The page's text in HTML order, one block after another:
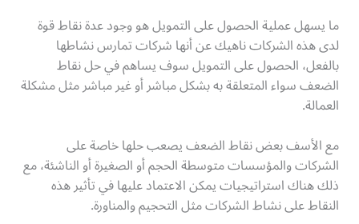
ما يسهل عملية الحصول على التمويل هو وجود عدة نقاط قوة
لدى هذه الشركات ناهيك عن أنها شركات تمارس نشاطها
بالفعل، الحصول على التمويل سوف يساهم في حل نقاط
الضعف سواء المتعلقة به بشكل مباشر أو غير مباشر مثل مشكلة
العمالة.
مع الأسف بعض نقاط الضعف يصعب حلها خاصة على
الشركات والمؤسسات متوسطة الحجم أو الصغيرة أو الناشئة، مع
ذلك هناك استراتيجيات يمكن الاعتماد عليها في تأثير هذه
النقاط على نشاط الشركات مثل التحجيم والمناورة.